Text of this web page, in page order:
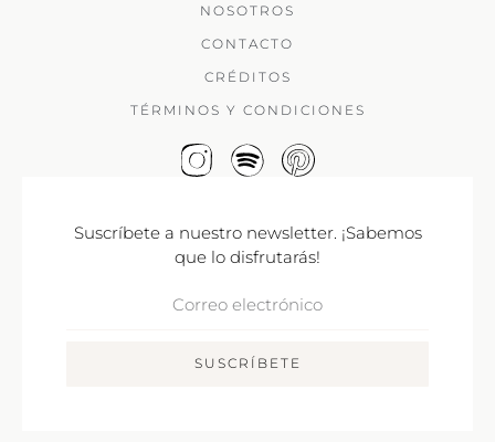
NOSOTROS
CONTACTO
CRÉDITOS
TÉRMINOS Y CONDICIONES
Suscríbete a nuestro newsletter. ¡Sabemos
que lo disfrutarás!
SUSCRÍBETE